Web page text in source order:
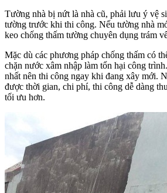
Tường nhà bị nứt là nhà cũ, phải lưu ý vệ
tường trước khi thi công. Nếu tường nhà
keo chống thấm tường chuyên dụng trám
Mặc dù các phương pháp chống thấm có
chặn nước xâm nhập làm tổn hại công
nhất nên thi công ngay khi đang xây mới.
được thời gian, chi phí, thi công dễ dàng
tối ưu hơn.